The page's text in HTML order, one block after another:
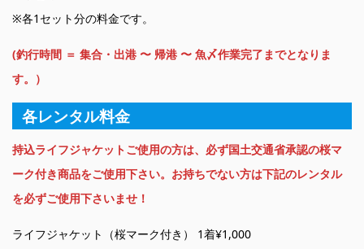
※各1セット分の料金です。
(釣行時間 ＝ 集合・出港 〜 帰港 〜 魚〆作業完了までとなりま
す。）
各レンタル料金
持込ライフジャケットご使用の方は、必ず国土交通省承認の桜マ
ーク付き商品をご使用下さい。お持ちでない方は下記のレンタル
を必ずご使用下さいませ！
ライフジャケット（桜マーク付き） 1着¥1,000